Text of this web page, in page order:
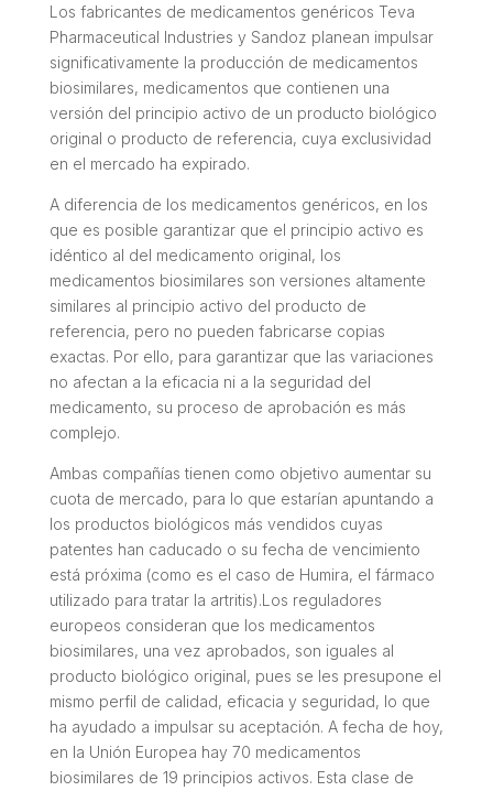
Los fabricantes de medicamentos genéricos Teva
Pharmaceutical Industries y Sandoz planean impulsar
significativamente la producción de medicamentos
biosimilares, medicamentos que contienen una
versión del principio activo de un producto biológico
original o producto de referencia, cuya exclusividad
en el mercado ha expirado.
A diferencia de los medicamentos genéricos, en los
que es posible garantizar que el principio activo es
idéntico al del medicamento original, los
medicamentos biosimilares son versiones altamente
similares al principio activo del producto de
referencia, pero no pueden fabricarse copias
exactas. Por ello, para garantizar que las variaciones
no afectan a la eficacia ni a la seguridad del
medicamento, su proceso de aprobación es más
complejo.
Ambas compañías tienen como objetivo aumentar su
cuota de mercado, para lo que estarían apuntando a
los productos biológicos más vendidos cuyas
patentes han caducado o su fecha de vencimiento
está próxima (como es el caso de Humira, el fármaco
utilizado para tratar la artritis).Los reguladores
europeos consideran que los medicamentos
biosimilares, una vez aprobados, son iguales al
producto biológico original, pues se les presupone el
mismo perfil de calidad, eficacia y seguridad, lo que
ha ayudado a impulsar su aceptación. A fecha de hoy,
en la Unión Europea hay 70 medicamentos
biosimilares de 19 principios activos. Esta clase de